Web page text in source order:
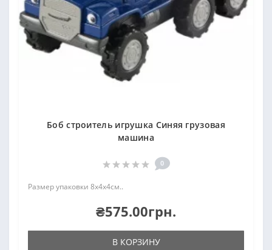
Боб строитель игрушка Синяя грузовая
машина
0
Размер упаковки 8х4х4см..
₴575.00грн.
В КОРЗИНУ